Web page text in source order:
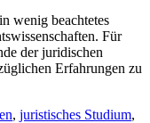
wenig beachtetes
Für
der juridischen
Erfahrungen zu
, juristisches Studium,